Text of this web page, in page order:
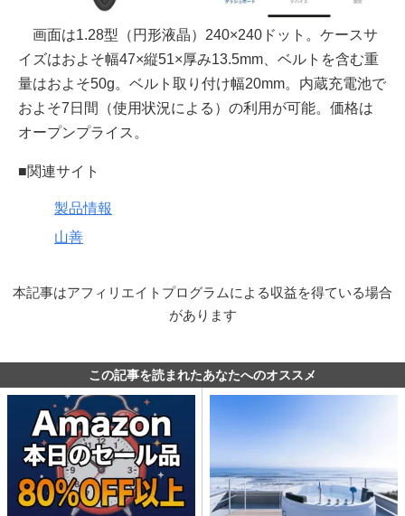
画面は1.28型（円形液晶）240×240ドット。ケースサ
イズはおよそ幅47×縦51×厚み13.5mm、ベルトを含む重
量はおよそ50g。ベルト取り付け幅20mm。内蔵充電池で
およそ7日間（使用状況による）の利用が可能。価格は
オープンプライス。
■関連サイト
製品情報
山善
本記事はアフィリエイトプログラムによる収益を得ている場合
があります
この記事を読まれたあなたへのオススメ